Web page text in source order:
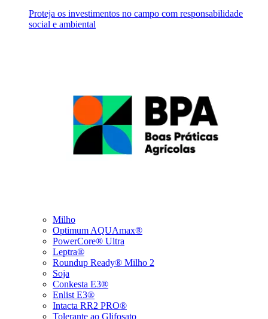
Proteja os investimentos no campo com responsabilidade
social e ambiental
Milho
Optimum AQUAmax®
PowerCore® Ultra
Leptra®
Roundup Ready® Milho 2
Soja
Conkesta E3®
Enlist E3®
Intacta RR2 PRO®
Tolerante ao Glifosato